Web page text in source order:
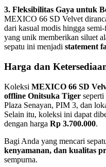
3. Fleksibilitas Gaya untuk
MEXICO 66 SD Velvet
dari kasual modis hingga
yang unik memberikan siluet
sepatu ini menjadi statement
Harga dan
Koleksi MEXICO 66 SD
offline Onitsuka Tiger
Plaza Senayan, PIM 3, dan
Selain itu, koleksi ini dapat
dengan harga Rp 3.700.000.
Bagi Anda yang mencari
kenyamanan, dan kualitas
sempurna.